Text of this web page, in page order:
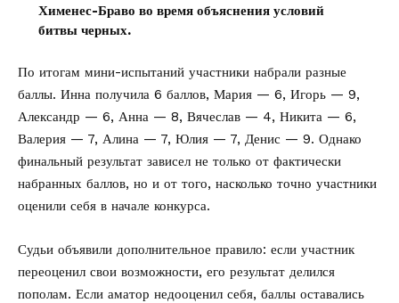
Хименес-Браво во время объяснения условий
битвы черных.
По итогам мини-испытаний участники набрали разные
баллы. Инна получила 6 баллов, Мария — 6, Игорь — 9,
Александр — 6, Анна — 8, Вячеслав — 4, Никита — 6,
Валерия — 7, Алина — 7, Юлия — 7, Денис — 9. Однако
финальный результат зависел не только от фактически
набранных баллов, но и от того, насколько точно участники
оценили себя в начале конкурса.
Судьи объявили дополнительное правило: если участник
переоценил свои возможности, его результат делился
пополам. Если аматор недооценил себя, баллы оставались